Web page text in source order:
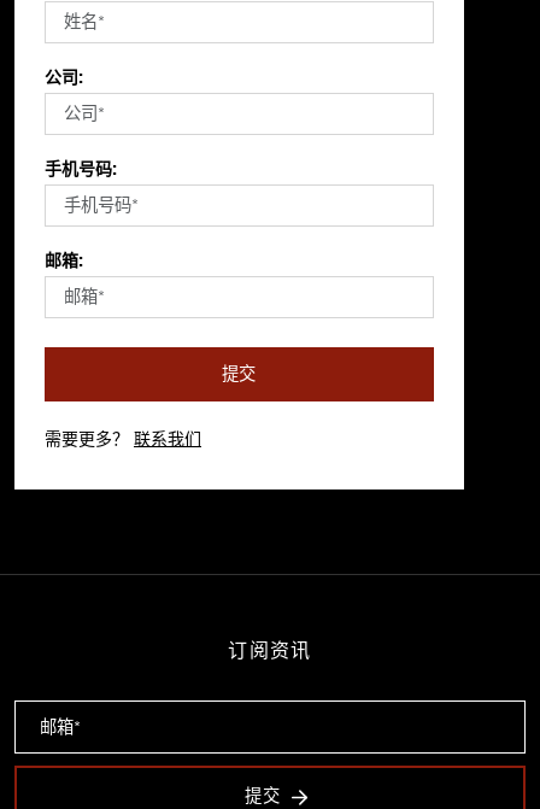
公司:
手机号码:
邮箱:
提交
需要更多？ 联系我们
订阅资讯
提交